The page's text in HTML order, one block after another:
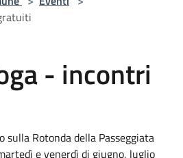
- incontri
Rotonda della Passeggiata
e venerdì di giugno, luglio